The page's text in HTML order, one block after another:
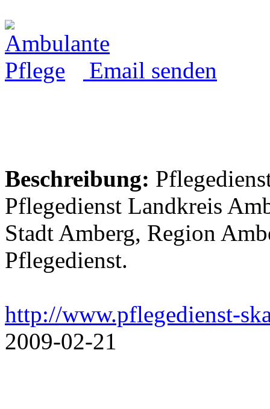
Email senden
Beschreibung:
Pflegedienst Landkreis
Stadt Amberg, Region
Pflegedienst.
http://www.pflegedienst-
2009-02-21